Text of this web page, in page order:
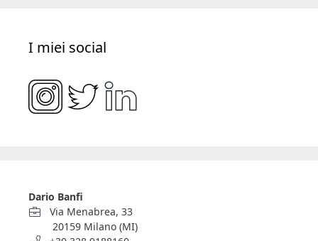
I miei social
Dario Banfi
Via Menabrea, 33
20159 Milano (MI)